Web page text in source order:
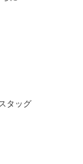
タッグ